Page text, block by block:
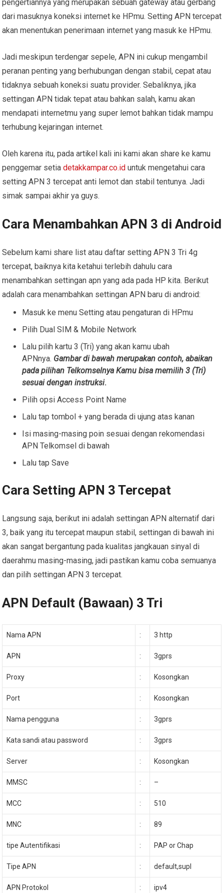
pengertiannya yang merupakan sebuah gateway atau gerbang
dari masuknya koneksi internet ke HPmu. Setting APN tercepat
akan menentukan penerimaan internet yang masuk ke HPmu.
Jadi meskipun terdengar sepele, APN ini cukup mengambil
peranan penting yang berhubungan dengan stabil, cepat atau
tidaknya sebuah koneksi suatu provider. Sebaliknya, jika
settingan APN tidak tepat atau bahkan salah, kamu akan
mendapati internetmu yang super lemot bahkan tidak mampu
terhubung kejaringan internet.
Oleh karena itu, pada artikel kali ini kami akan share ke kamu
penggemar setiadetakkampar.co.id untuk mengetahui cara
setting APN 3 tercepat anti lemot dan stabil tentunya. Jadi
simak sampai akhir ya guys.
Cara Menambahkan APN 3 di Android
Sebelum kami share list atau daftar setting APN 3 Tri 4g
tercepat, baiknya kita ketahui terlebih dahulu cara
menambahkan settingan apn yang ada pada HP kita. Berikut
adalah cara menambahkan settingan APN baru di android:
Masuk ke menu Setting atau pengaturan di HPmu
Pilih Dual SIM & Mobile Network
Lalu pilih kartu 3 (Tri) yang akan kamu ubah
APNnya. Gambar di bawah merupakan contoh, abaikan
pada pilihan Telkomselnya Kamu bisa memilih 3 (Tri)
sesuai dengan instruksi.
Pilih opsi Access Point Name
Lalu tap tombol + yang berada di ujung atas kanan
Isi masing-masing poin sesuai dengan rekomendasi
APN Telkomsel di bawah
Lalu tap Save
Cara Setting APN 3 Tercepat
Langsung saja, berikut ini adalah settingan APN alternatif dari
3, baik yang itu tercepat maupun stabil, settingan di bawah ini
akan sangat bergantung pada kualitas jangkauan sinyal di
daerahmu masing-masing, jadi pastikan kamu coba semuanya
dan pilih settingan APN 3 tercepat.
APN Default (Bawaan) 3 Tri
Nama APN : 3 http
APN : 3gprs
Proxy : Kosongkan
Port : Kosongkan
Nama pengguna : 3gprs
Kata sandi atau password : 3gprs
Server : Kosongkan
MMSC : –
MCC : 510
MNC : 89
tipe Autentifikasi : PAP or Chap
Tipe APN : default,supl
APN Protokol : ipv4